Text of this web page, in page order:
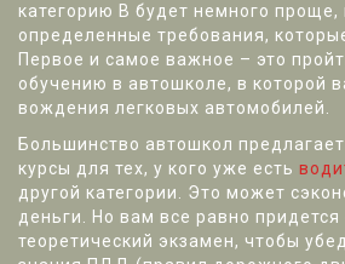
категорию В будет немного проще,
определенные требования,
Первое и самое важное – это
обучению в автошколе, в которой
вождения легковых автомобилей.
Большинство автошкол
курсы для тех, у кого уже есть
другой категории. Это может
деньги. Но вам все равно придется
теоретический экзамен, чтобы